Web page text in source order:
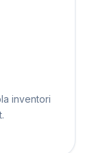
inventori